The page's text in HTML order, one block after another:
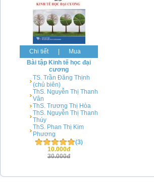
Chi tiết
Mua
Bài tập Kinh tế học đại
cương
TS. Trần Đăng Thịnh
(chủ biên)
ThS. Nguyễn Thị Thanh
Vân
ThS. Trương Thị Hòa
ThS. Nguyễn Thị Thanh
Thúy
ThS. Phan Thị Kim
Phương
(3)
10.000đ
30.000đ